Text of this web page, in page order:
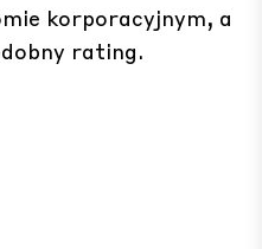
korporacyjnym, a
rating.